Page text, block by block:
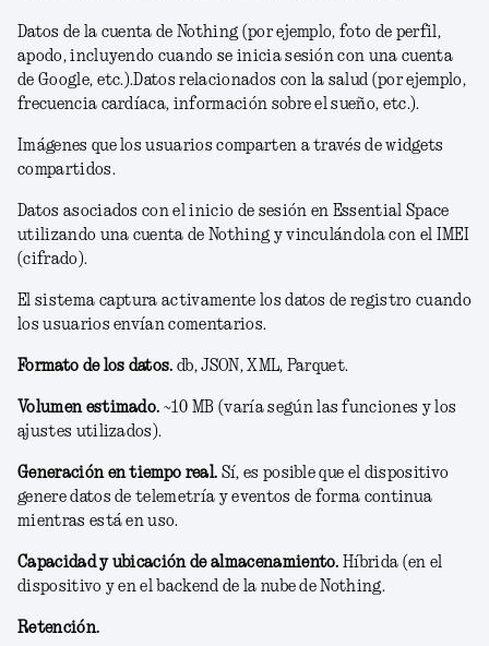
Datos de la cuenta de Nothing (por ejemplo, foto de perfil,
apodo, incluyendo cuando se inicia sesión con una cuenta
de Google, etc.).Datos relacionados con la salud (por ejemplo,
frecuencia cardíaca, información sobre el sueño, etc.).
Imágenes que los usuarios comparten a través de widgets
compartidos.
Datos asociados con el inicio de sesión en Essential Space
utilizando una cuenta de Nothing y vinculándola con el IMEI
(cifrado).
El sistema captura activamente los datos de registro cuando
los usuarios envían comentarios.
Formato de los datos. db, JSON, XML, Parquet.
Volumen estimado. ~10 MB (varía según las funciones y los
ajustes utilizados).
Generación en tiempo real. Sí, es posible que el dispositivo
genere datos de telemetría y eventos de forma continua
mientras está en uso.
Capacidad y ubicación de almacenamiento. Híbrida (en el
dispositivo y en el backend de la nube de Nothing.
Retención.